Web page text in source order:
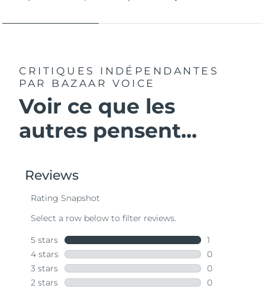
CRITIQUES INDÉPENDANTES
PAR BAZAAR VOICE
Voir ce que les
autres pensent...